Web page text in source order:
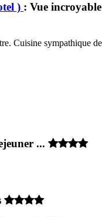
) : Vue incroyable
Cuisine sympathique de
...